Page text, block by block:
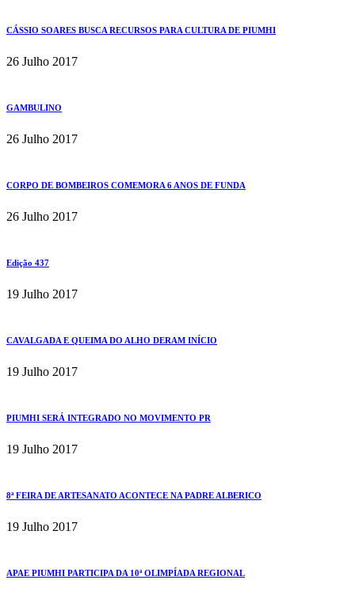
CÁSSIO SOARES BUSCA RECURSOS PARA CULTURA DE PIUMHI
26 Julho 2017
GAMBULINO
26 Julho 2017
CORPO DE BOMBEIROS COMEMORA 6 ANOS DE FUNDA
26 Julho 2017
Edição 437
19 Julho 2017
CAVALGADA E QUEIMA DO ALHO DERAM INÍCIO
19 Julho 2017
PIUMHI SERÁ INTEGRADO NO MOVIMENTO PR
19 Julho 2017
8ª FEIRA DE ARTESANATO ACONTECE NA PADRE ALBERICO
19 Julho 2017
APAE PIUMHI PARTICIPA DA 10ª OLIMPÍADA REGIONAL